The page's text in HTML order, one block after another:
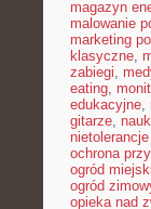
magazyn
malowanie
marketing
klasyczne,
zabiegi,
eating,
edukacyjne,
gitarze,
ochrona
ogród miejski
ogród
opieka nad